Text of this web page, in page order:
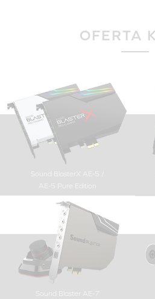
OFERTA
Sound BlasterX AE-5 /
AE-5 Pure Edition
Sound Blaster AE-7